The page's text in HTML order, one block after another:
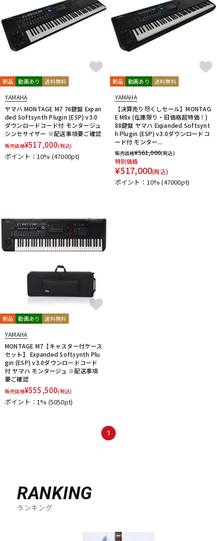
新品 動画あり 送料無料
YAMAHA
ヤマハ MONTAGE M7 76鍵盤 Expan
ded Softsynth Plugin (ESP) v3.0
ダウンロードコード付 モンタージュ
シンセサイザー ※配送事項要ご確認
販売価格¥517,000(税込)
ポイント：10% (47000pt)
新品 動画あり 送料無料
YAMAHA
【決算売り尽くしセール】MONTAG
E M8x (在庫限り・旧価格超特価！)
88鍵盤 ヤマハ Expanded Softsynt
h Plugin (ESP) v3.0ダウンロードコ
ード付 モンター...
販売価格¥561,000(税込)
特別価格
¥517,000(税込)
ポイント：10%(47000pt)
新品 動画あり 送料無料
YAMAHA
MONTAGE M7【キャスター付ケース
セット】 Expanded Softsynth Plu
gin (ESP) v3.0ダウンロードコード
付 ヤマハ モンタージュ ※配送事項
要ご確認
販売価格¥555,500(税込)
ポイント：1% (5050pt)
1
RANKING
ランキング